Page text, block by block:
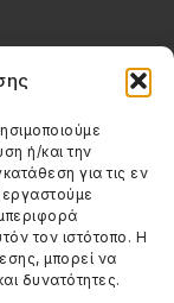
ή/και την
για τις εν
τον ιστότοπο. Η
μπορεί να
δυνατότητες.